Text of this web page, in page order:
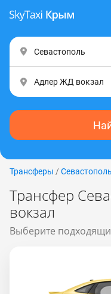
Трансферы / Севастополь
Трансфер
вокзал
Выберите